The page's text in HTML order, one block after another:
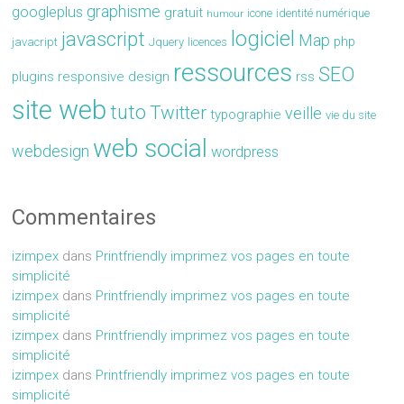
googleplus graphisme gratuit humour icone identité numérique
javacript javascript Jquery licences logiciel Map php
plugins responsive design ressources rss SEO
site web tuto Twitter typographie veille vie du site
webdesign web social wordpress
Commentaires
izimpex dans Printfriendly imprimez vos pages en toute
simplicité
izimpex dans Printfriendly imprimez vos pages en toute
simplicité
izimpex dans Printfriendly imprimez vos pages en toute
simplicité
izimpex dans Printfriendly imprimez vos pages en toute
simplicité